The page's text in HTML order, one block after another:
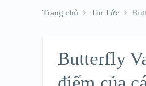
Trang chủ Tin Tức
Butterfly